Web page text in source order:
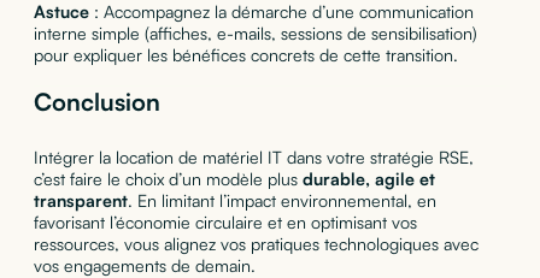
Astuce: Accompagnez la démarche d’une communication
interne simple (affiches, e-mails, sessions de sensibilisation)
pour expliquer les bénéfices concrets de cette transition.
Conclusion
Intégrer la location de matériel IT dans votre stratégie RSE,
c’est faire le choix d’un modèle plus durable, agile et
transparent. En limitant l’impact environnemental, en
favorisant l’économie circulaire et en optimisant vos
ressources, vous alignez vos pratiques technologiques avec
vos engagements de demain.